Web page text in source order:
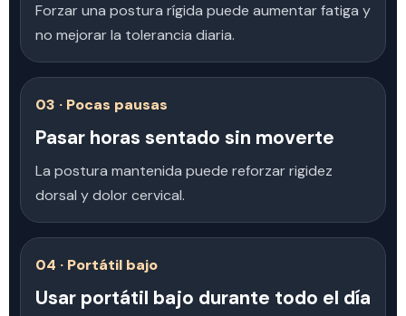
Forzar una postura rígida puede aumentar fatiga y
no mejorar la tolerancia diaria.
03 · Pocas pausas
Pasar horas sentado sin moverte
La postura mantenida puede reforzar rigidez
dorsal y dolor cervical.
04 · Portátil bajo
Usar portátil bajo durante todo el día